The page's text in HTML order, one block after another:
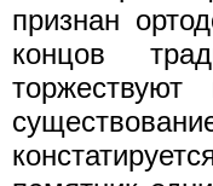
признан
концов